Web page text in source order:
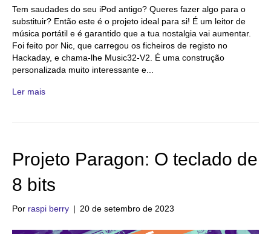
Tem saudades do seu iPod antigo? Queres fazer algo para o
substituir? Então este é o projeto ideal para si! É um leitor de
música portátil e é garantido que a tua nostalgia vai aumentar.
Foi feito por Nic, que carregou os ficheiros de registo no
Hackaday, e chama-lhe Music32-V2. É uma construção
personalizada muito interessante e...
Ler mais
Projeto Paragon: O teclado de
8 bits
Por raspi berry | 20 de setembro de 2023